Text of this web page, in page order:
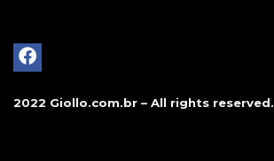
2022 Giollo.com.br – All rights reserved.